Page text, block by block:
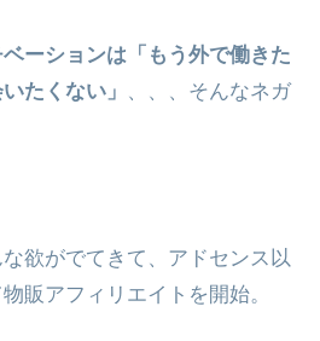
ーションは「もう外で働きた
たくない」 、、、そんなネガ
欲がでてきて、アドセンス以
販アフィリエイトを開始。